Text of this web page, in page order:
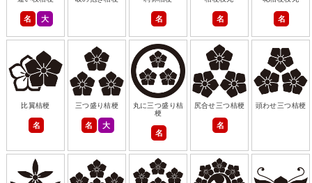
名 大 名 名 名
比翼桔梗
名
三つ盛り桔梗
名 大
丸に三つ盛り桔
梗
名
尻合せ三つ桔梗
名
頭わせ三つ桔梗